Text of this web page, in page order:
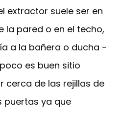
extractor suele ser en
la pared o en el techo,
a la bañera o ducha -
es buen sitio
cerca de las rejillas de
puertas ya que